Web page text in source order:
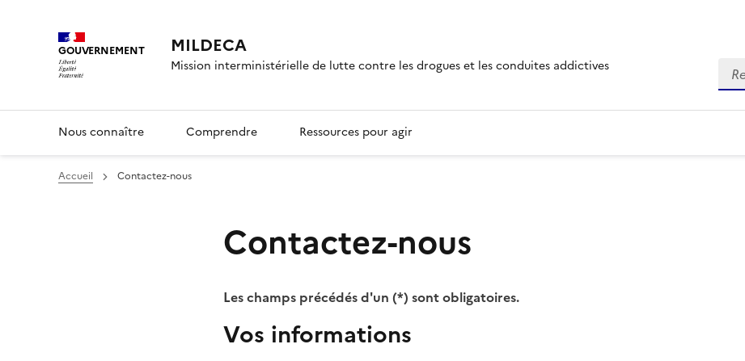
GOUVERNEMENT MILDECA
Mission interministérielle de lutte contre les drogues et les conduites addictives
Nous connaître Comprendre Ressources pour agir
Accueil Contactez-nous
Contactez-nous
Les champs précédés d'un (*) sont obligatoires.
Vos informations